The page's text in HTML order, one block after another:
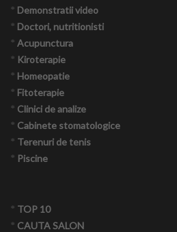
* Demonstratii video
* Doctori, nutritionisti
* Acupunctura
* Kiroterapie
* Homeopatie
* Fitoterapie
* Clinici de analize
* Cabinete stomatologice
* Terenuri de tenis
* Piscine
* TOP 10
* CAUTA SALON